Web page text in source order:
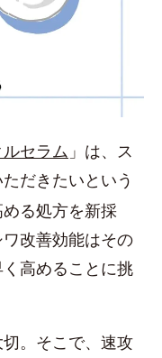
セラム 」は、ス
だきたいという
る処方を新採
改善効能はその
高めることに挑
。そこで、速攻